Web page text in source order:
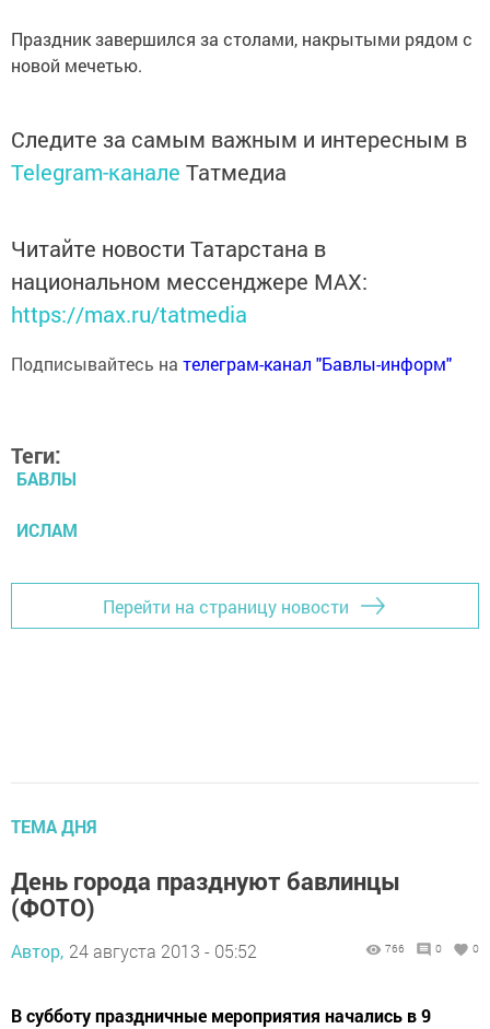
Праздник завершился за столами, накрытыми рядом с
новой мечетью.
Следите за самым важным и интересным в
Telegram-канале Татмедиа
Читайте новости Татарстана в
национальном мессенджере MАХ:
https://max.ru/tatmedia
Подписывайтесь на телеграм-канал "Бавлы-информ"
Теги:
БАВЛЫ
ИСЛАМ
Перейти на страницу новости
ТЕМА ДНЯ
День города празднуют бавлинцы
(ФОТО)
Автор, 24 августа 2013 - 05:52 766 0 0
В субботу праздничные мероприятия начались в 9